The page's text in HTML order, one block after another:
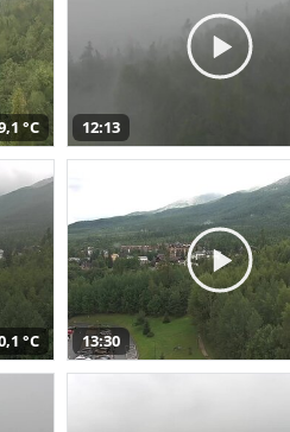
°C 12:13
°C 13:30